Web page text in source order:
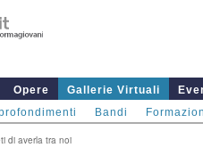
Opere Gallerie Virtuali
Bandi
di averla tra noi